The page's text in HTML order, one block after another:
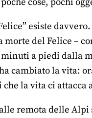
esiste
morte del Felice –
minuti a piedi dalla
cambiato la vita:
la vita ci attacca
remota delle Alpi